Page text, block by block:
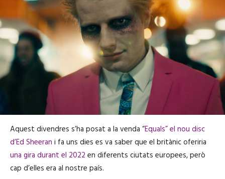
Aquest divendres s’ha posat a la venda “Equals” el nou disc
d’Ed Sheeran i fa uns dies es va saber que el britànic oferiria
una gira durant el 2022 en diferents ciutats europees, però
cap d’elles era al nostre país.